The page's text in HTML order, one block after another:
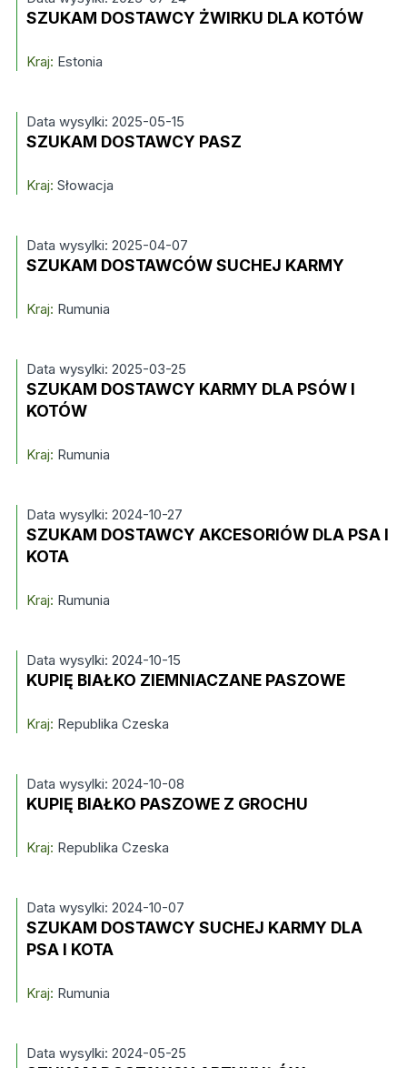
SZUKAM DOSTAWCY ŻWIRKU DLA KOTÓW
Kraj: Estonia
Data wysylki: 2025-05-15
SZUKAM DOSTAWCY PASZ
Kraj: Słowacja
Data wysylki: 2025-04-07
SZUKAM DOSTAWCÓW SUCHEJ KARMY
Kraj: Rumunia
Data wysylki: 2025-03-25
SZUKAM DOSTAWCY KARMY DLA PSÓW I
KOTÓW
Kraj: Rumunia
Data wysylki: 2024-10-27
SZUKAM DOSTAWCY AKCESORIÓW DLA PSA I
KOTA
Kraj: Rumunia
Data wysylki: 2024-10-15
KUPIĘ BIAŁKO ZIEMNIACZANE PASZOWE
Kraj: Republika Czeska
Data wysylki: 2024-10-08
KUPIĘ BIAŁKO PASZOWE Z GROCHU
Kraj: Republika Czeska
Data wysylki: 2024-10-07
SZUKAM DOSTAWCY SUCHEJ KARMY DLA
PSA I KOTA
Kraj: Rumunia
Data wysylki: 2024-05-25